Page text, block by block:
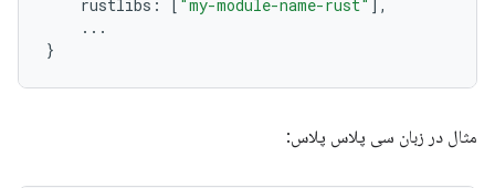
rustlibs : [ "my-module-name-rust" ],
...
}
مثال در زبان سی پلاس پلاس: